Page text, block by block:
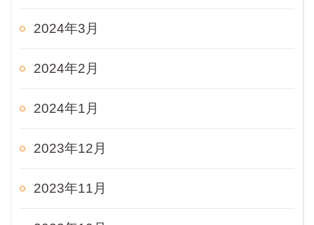
2024年3月
2024年2月
2024年1月
2023年12月
2023年11月